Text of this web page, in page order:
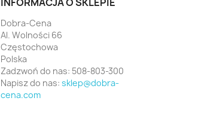
Dobra-Cena
Al. Wolności 66
Częstochowa
Polska
Zadzwoń do nas: 508-803-300
Napisz do nas: sklep@dobra-
cena.com